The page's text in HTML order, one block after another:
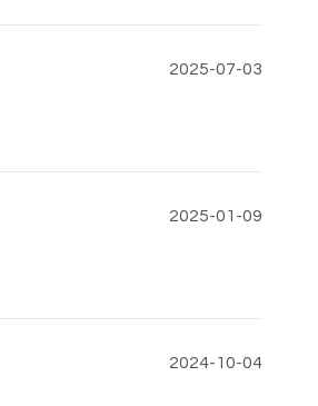
2025-07-03
2025-01-09
2024-10-04